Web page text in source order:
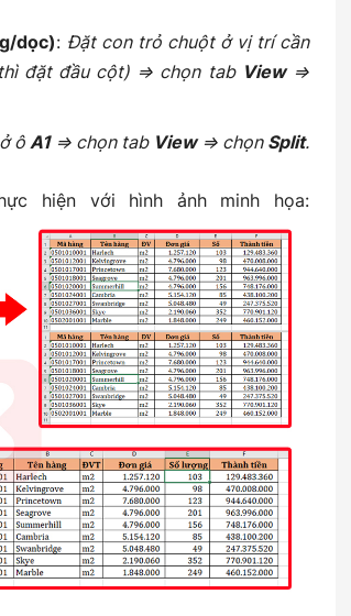
dọc): Đặt con trỏ chuột ở vị trí cần
đặt đầu cột) => chọn tab View=>
ô A1=> chọn tab View=> chọn Split.
hiện với hình ảnh minh họa: